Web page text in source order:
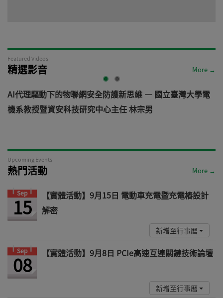
Featured Videos
精選影音 More →
AI代理驅動下的物聯網安全防護新思維 — 國立臺灣大學電
機系教授暨資安科技研究中心主任 林宗男
Upcoming Events
熱門活動 More →
Sep
15
【實體活動】9月15日 電動車充電暨充電樁設計
解密
新增至行事曆
Sep
08 【實體活動】9月8日 PCIe高速互連關鍵技術論壇
新增至行事曆